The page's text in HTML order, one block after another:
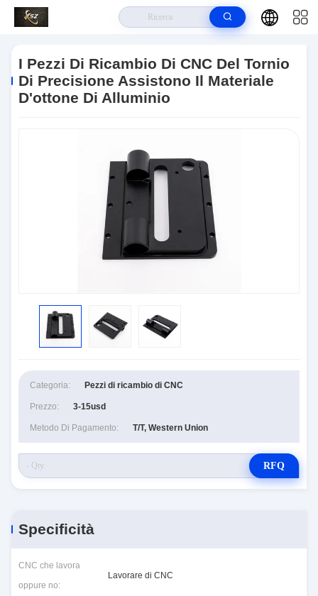
CNC Del Tornio Di Precisione Assistono Il Materiale D'ottone Di Alluminio
I Pezzi Di Ricambio Di CNC Del Tornio
Di Precisione Assistono Il Materiale
D'ottone Di Alluminio
Categoria: Pezzi di ricambio di CNC
Prezzo: 3-15usd
Metodo Di Pagamento: T/T, Western Union
RFQ
Specificità
CNC che lavora
oppure no:
Lavorare di CNC